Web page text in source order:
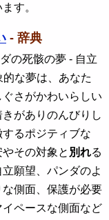
す。
- 辞典
の死骸の夢 - 自立
な夢は、あなた
さがかわいらしい
がありのんびりし
るポジティブな
その対象と 別れる
願望、パンダのよ
側面、保護が必要
ペースな側面など